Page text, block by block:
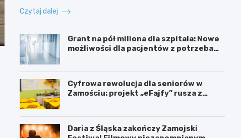
Czytaj dalej
Grant na pół miliona dla szpitala: Nowe
możliwości dla pacjentów z potrzebami
Cyfrowa rewolucja dla seniorów w
Zamościu: projekt „eFajfy” rusza z
Daria z Śląska zakończy Zamojski